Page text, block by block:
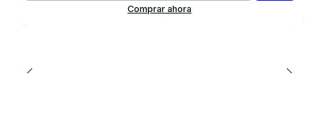
Comprar ahora